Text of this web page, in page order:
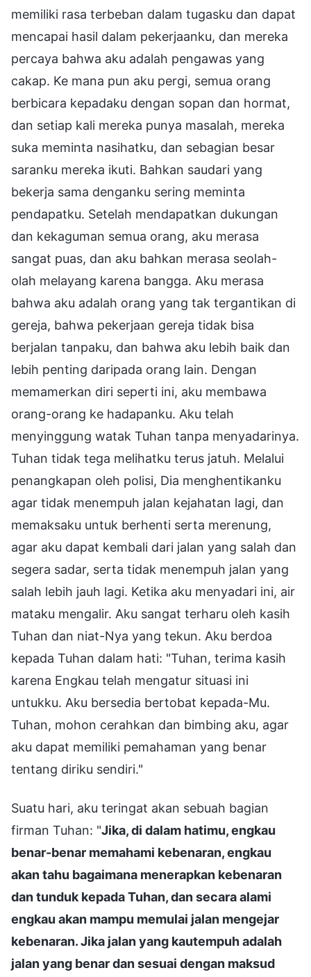
memiliki rasa terbeban dalam tugasku dan dapat
mencapai hasil dalam pekerjaanku, dan mereka
percaya bahwa aku adalah pengawas yang
cakap. Ke mana pun aku pergi, semua orang
berbicara kepadaku dengan sopan dan hormat,
dan setiap kali mereka punya masalah, mereka
suka meminta nasihatku, dan sebagian besar
saranku mereka ikuti. Bahkan saudari yang
bekerja sama denganku sering meminta
pendapatku. Setelah mendapatkan dukungan
dan kekaguman semua orang, aku merasa
sangat puas, dan aku bahkan merasa seolah-
olah melayang karena bangga. Aku merasa
bahwa aku adalah orang yang tak tergantikan di
gereja, bahwa pekerjaan gereja tidak bisa
berjalan tanpaku, dan bahwa aku lebih baik dan
lebih penting daripada orang lain. Dengan
memamerkan diri seperti ini, aku membawa
orang-orang ke hadapanku. Aku telah
menyinggung watak Tuhan tanpa menyadarinya.
Tuhan tidak tega melihatku terus jatuh. Melalui
penangkapan oleh polisi, Dia menghentikanku
agar tidak menempuh jalan kejahatan lagi, dan
memaksaku untuk berhenti serta merenung,
agar aku dapat kembali dari jalan yang salah dan
segera sadar, serta tidak menempuh jalan yang
salah lebih jauh lagi. Ketika aku menyadari ini, air
mataku mengalir. Aku sangat terharu oleh kasih
Tuhan dan niat-Nya yang tekun. Aku berdoa
kepada Tuhan dalam hati: "Tuhan, terima kasih
karena Engkau telah mengatur situasi ini
untukku. Aku bersedia bertobat kepada-Mu.
Tuhan, mohon cerahkan dan bimbing aku, agar
aku dapat memiliki pemahaman yang benar
tentang diriku sendiri."
Suatu hari, aku teringat akan sebuah bagian
firman Tuhan: "Jika, di dalam hatimu, engkau
benar-benar memahami kebenaran, engkau
akan tahu bagaimana menerapkan kebenaran
dan tunduk kepada Tuhan, dan secara alami
engkau akan mampu memulai jalan mengejar
kebenaran. Jika jalan yang kautempuh adalah
jalan yang benar dan sesuai dengan maksud